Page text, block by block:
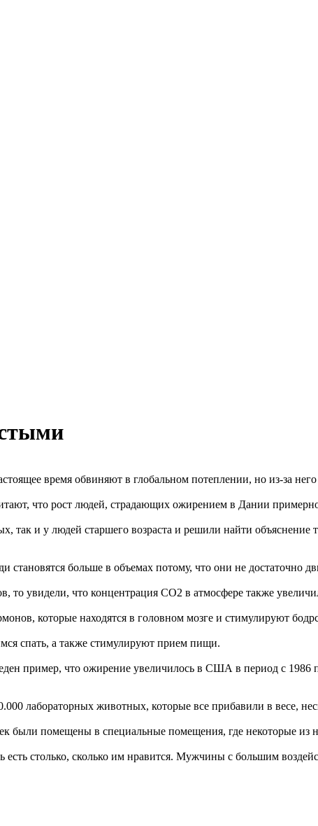
время обвиняют в глобальном потеплении, но из-за
что рост людей, страдающих ожирением в Дании
так и у людей старшего возраста и решили найти
больше в объемах потому, что они не достаточно
то увидели, что концентрация СО2 в атмосфере также
которые находятся в головном мозге и стимулируют
спать, а также стимулируют прием пищи.
пример, что ожирение увеличилось в США в период с 1986
лабораторных животных, которые все прибавили в весе,
были помещены в специальные помещения, где некоторые
есть столько, сколько им нравится. Мужчины с большим